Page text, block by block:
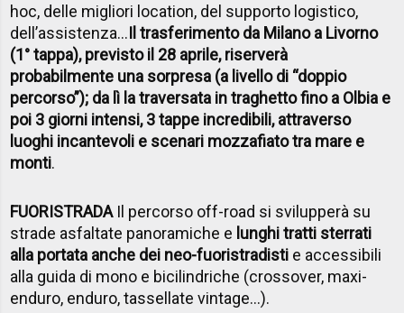
hoc, delle migliori location, del supporto logistico,
dell’assistenza…Il trasferimento da Milano a Livorno
(1° tappa), previsto il 28 aprile, riserverà
probabilmente una sorpresa (a livello di “doppio
percorso”); da lì la traversata in traghetto fino a Olbia e
poi 3 giorni intensi, 3 tappe incredibili, attraverso
luoghi incantevoli e scenari mozzafiato tra mare e
monti.
FUORISTRADA Il percorso off-road si svilupperà su
strade asfaltate panoramiche e lunghi tratti sterrati
alla portata anche dei neo-fuoristradisti e accessibili
alla guida di mono e bicilindriche (crossover, maxi-
enduro, enduro, tassellate vintage…).